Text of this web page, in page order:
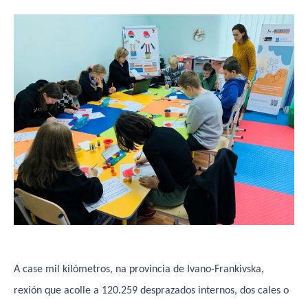
A case mil kilómetros, na provincia de Ivano-Frankivska,
rexión que acolle a 120.259 desprazados internos, dos cales o